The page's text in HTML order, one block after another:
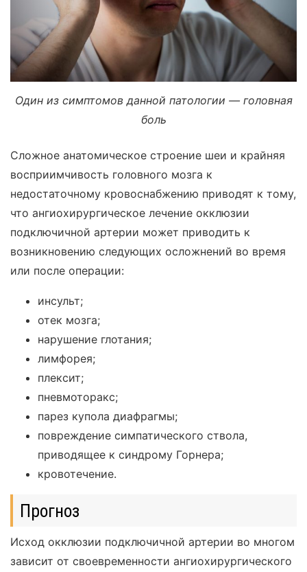
Один из симптомов данной патологии — головная
боль
Сложное анатомическое строение шеи и крайняя
восприимчивость головного мозга к
недостаточному кровоснабжению приводят к тому,
что ангиохирургическое лечение окклюзии
подключичной артерии может приводить к
возникновению следующих осложнений во время
или после операции:
инсульт;
отек мозга;
нарушение глотания;
лимфорея;
плексит;
пневмоторакс;
парез купола диафрагмы;
повреждение симпатического ствола,
приводящее к синдрому Горнера;
кровотечение.
Прогноз
Исход окклюзии подключичной артерии во многом
зависит от своевременности ангиохирургического